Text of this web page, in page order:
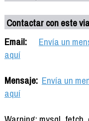
Contactar con este
Email:
Envía un
aquí
Mensaje: Envía un
aquí